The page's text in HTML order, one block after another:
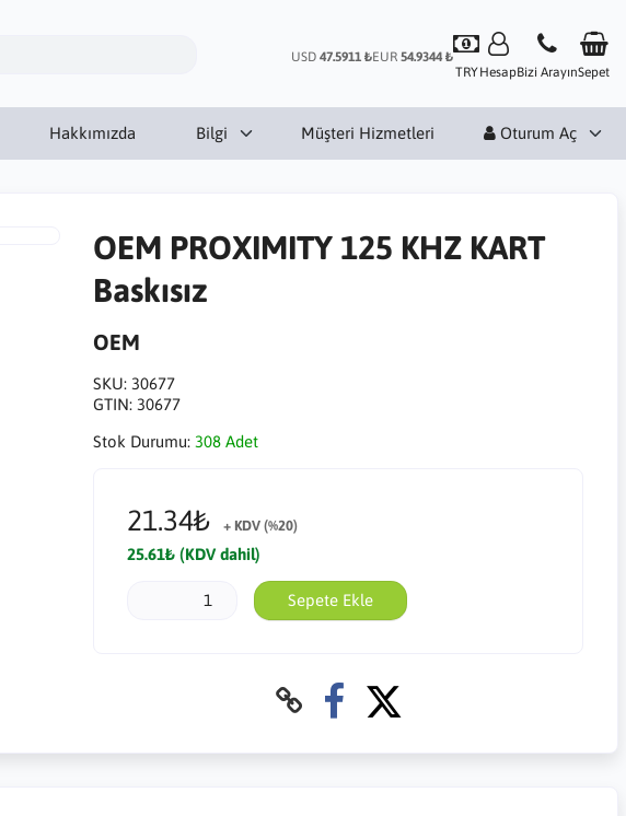
USD 47.5911 ₺EUR 54.9344 ₺
TRYHesapBizi ArayınSepet
Hakkımızda Bilgi Müşteri Hizmetleri Oturum Aç
OEM PROXIMITY 125 KHZ KART
Baskısız
OEM
SKU: 30677
GTIN: 30677
Stok Durumu: 308 Adet
21.34₺ + KDV (%20)
25.61₺ (KDV dahil)
Sepete Ekle